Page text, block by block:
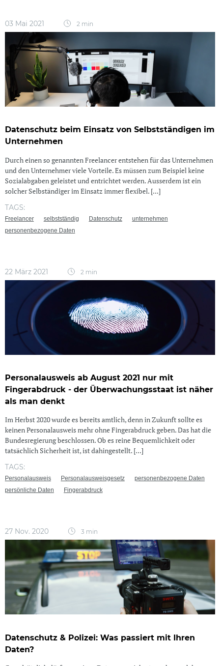
03 Mai 2021 2 min
Datenschutz beim Einsatz von Selbstständigen im
Unternehmen
Durch einen so genannten Freelancer entstehen für das Unternehmen
und den Unternehmer viele Vorteile. Es müssen zum Beispiel keine
Sozialabgaben geleistet und entrichtet werden. Ausserdem ist ein
solcher Selbständiger im Einsatz immer flexibel. [...]
TAGS:
Freelancer selbstständig Datenschutz
unternehmen
personenbezogene Daten
22 März 2021 2 min
Personalausweis ab August 2021 nur mit
Fingerabdruck - der Überwachungsstaat ist näher
als man denkt
Im Herbst 2020 wurde es bereits amtlich, denn in Zukunft sollte es
keinen Personalausweis mehr ohne Fingerabdruck geben. Das hat die
Bundesregierung beschlossen. Ob es reine Bequemlichkeit oder
tatsächlich Sicherheit ist, ist dahingestellt. [...]
TAGS:
Personalausweis Personalausweisgesetz
personenbezogene Daten
persönliche Daten
Fingerabdruck
27 Nov. 2020 3 min
Datenschutz & Polizei: Was passiert mit Ihren
Daten?